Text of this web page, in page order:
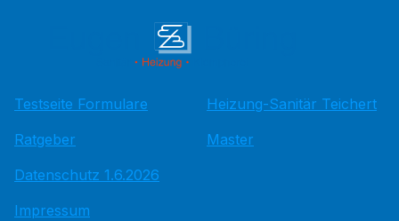
Testseite Formulare
Ratgeber
Datenschutz 1.6.2026
Impressum
Heizung-Sanitär Teichert
Master